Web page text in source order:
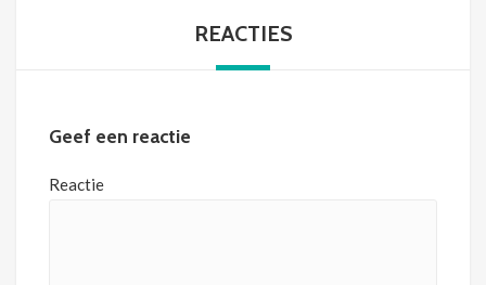
REACTIES
Geef een reactie
Reactie